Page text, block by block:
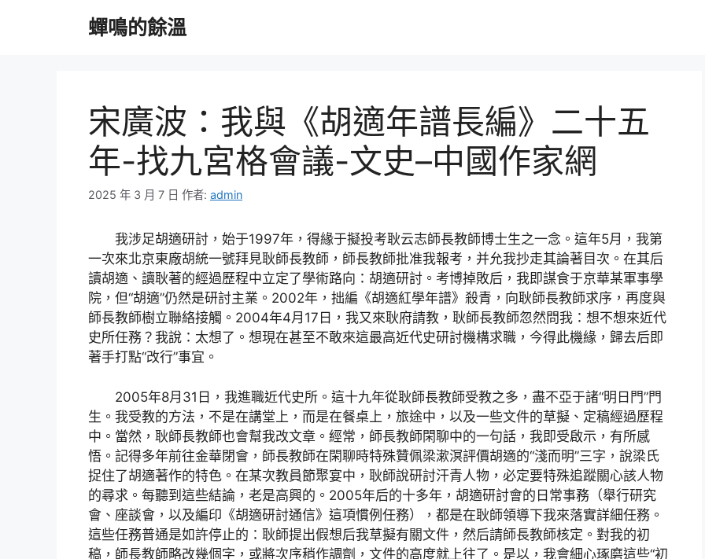
蟬鳴的餘溫
宋廣波：我與《胡適年譜長編》二十五
年-找九宮格會議-文史–中國作家網
2025 年 3 月 7 日 作者: admin
我涉足胡適研討，始于1997年，得緣于擬投考耿云志師長教師博士生之一念。這年5月，我第
一次來北京東廠胡統一號拜見耿師長教師，師長教師批准我報考，并允我抄走其論著目次。在其后
讀胡適、讀耿著的經過歷程中立定了學術路向：胡適研討。考博掉敗后，我即謀食于京華某軍事學
院，但“胡適”仍然是研討主業。2002年，拙編《胡適紅學年譜》殺青，向耿師長教師求序，再度與
師長教師樹立聯絡接觸。2004年4月17日，我又來耿府請教，耿師長教師忽然問我：想不想來近代
史所任務？我說：太想了。想現在甚至不敢來這最高近代史研討機構求職，今得此機緣，歸去后即
著手打點“改行”事宜。
2005年8月31日，我進職近代史所。這十九年從耿師長教師受教之多，盡不亞于諸“明日門”門
生。我受教的方法，不是在講堂上，而是在餐桌上，旅途中，以及一些文件的草擬、定稿經過歷程
中。當然，耿師長教師也會幫我改文章。經常，師長教師閑聊中的一句話，我即受啟示，有所感
悟。記得多年前往金華閉會，師長教師在閑聊時特殊贊佩梁漱溟評價胡適的“淺而明”三字，說梁氏
捉住了胡適著作的特色。在某次教員節聚宴中，耿師說研討汗青人物，必定要特殊追蹤關心該人物
的尋求。每聽到這些結論，老是高興的。2005年后的十多年，胡適研討會的日常事務（舉行研究
會、座談會，以及編印《胡適研討通信》這項慣例任務），都是在耿師領導下我來落實詳細任務。
這些任務普通是如許停止的：耿師提出假想后我草擬有關文件，然后請師長教師核定。對我的初
稿，師長教師略改幾個字，或將次序稍作調劑，文件的高度就上往了。是以，我會細心琢磨這些“初